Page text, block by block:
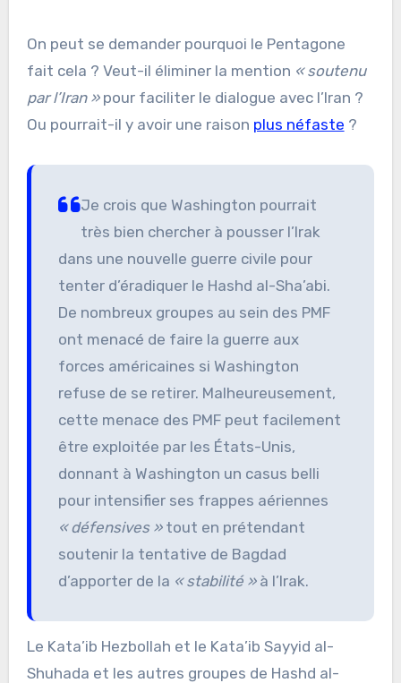
On peut se demander pourquoi le Pentagone
fait cela ? Veut-il éliminer la mention « soutenu
par l’Iran »pour faciliter le dialogue avec l’Iran ?
Ou pourrait-il y avoir une raison plus néfaste ?
Je crois que Washington pourrait
très bien chercher à pousser l’Irak
dans une nouvelle guerre civile pour
tenter d’éradiquer le Hashd al-Sha’abi.
De nombreux groupes au sein des PMF
ont menacé de faire la guerre aux
forces américaines si Washington
refuse de se retirer. Malheureusement,
cette menace des PMF peut facilement
être exploitée par les États-Unis,
donnant à Washington un casus belli
pour intensifier ses frappes aériennes
« défensives »tout en prétendant
soutenir la tentative de Bagdad
d’apporter de la « stabilité »à l’Irak.
Le Kata’ib Hezbollah et le Kata’ib Sayyid al-
Shuhada et les autres groupes de Hashd al-